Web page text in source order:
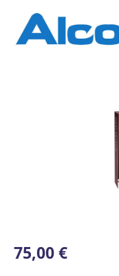
Regulärer Preis:
75,00 €